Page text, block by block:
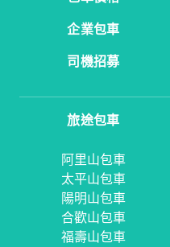
企業包車
司機招募
旅途包車
阿里山包車
太平山包車
陽明山包車
合歡山包車
福壽山包車